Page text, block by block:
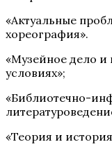
«Актуальные
хореография».
«Музейное дело и
условиях»;
«Библиотечно-
«Теория и